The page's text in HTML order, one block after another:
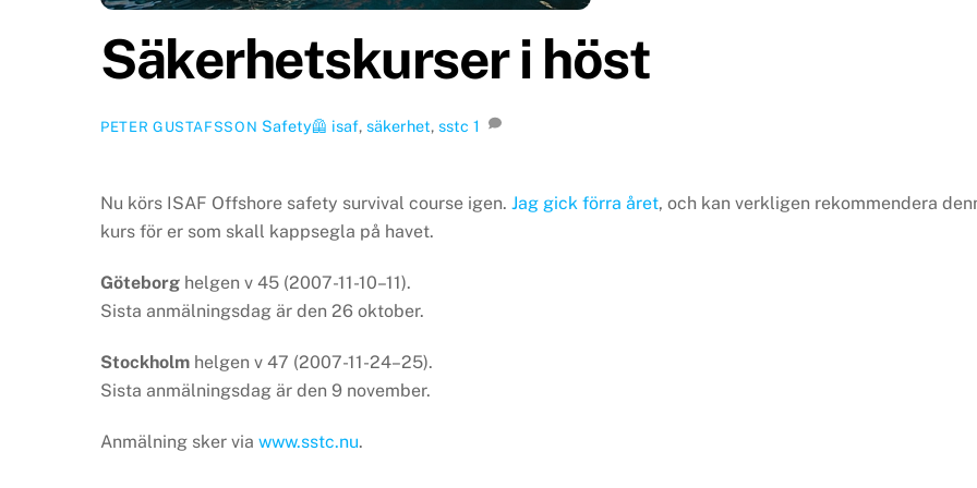
Säkerhetskurser i höst
PETER GUSTAFSSON Safety🦺 isaf,säkerhet,sstc 1
Nu körs ISAF Offshore safety survival course igen. Jag gick förra året, och kan verkligen rekommendera
kurs för er som skall kappsegla på havet.
Göteborg helgen v 45 (2007-11-10–11).
Sista anmälningsdag är den 26 oktober.
Stockholm helgen v 47 (2007-11-24–25).
Sista anmälningsdag är den 9 november.
Anmälning sker via www.sstc.nu.